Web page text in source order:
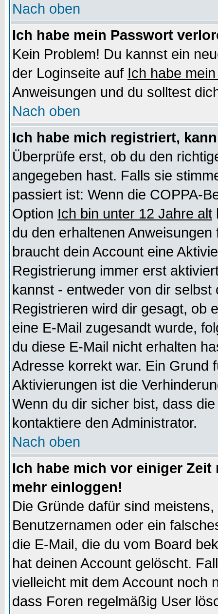
Nach oben
Ich habe mein Passwort
Kein Problem! Du kannst ein
der Loginseite auf Ich habe
Anweisungen und du solltest
Nach oben
Ich habe mich registriert,
Überprüfe erst, ob du den
angegeben hast. Falls sie
passiert ist: Wenn die COPPA-
Option Ich bin unter 12 Jahre alt
du den erhaltenen
braucht dein Account eine
Registrierung immer erst
kannst - entweder von dir selbst
Registrieren wird dir gesagt, ob
eine E-Mail zugesandt wurde,
du diese E-Mail nicht erhalten
Adresse korrekt war. Ein Grund
Aktivierungen ist die
Wenn du dir sicher bist, dass
kontaktiere den Administrator.
Nach oben
Ich habe mich vor einiger
mehr einloggen!
Die Gründe dafür sind
Benutzernamen oder ein
die E-Mail, die du vom Board
hat deinen Account gelöscht.
vielleicht mit dem Account noch
dass Foren regelmäßig User